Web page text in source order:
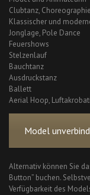
Clubtanz,
Klassischer und
Jonglage, Pole Dance
Feuershows
Stelzenlauf
Bauchtanz
Ausdruckstanz
Ballett
Aerial Hoop,
Model
Alternativ können Sie
Button” buchen.
Verfügbarkeit des